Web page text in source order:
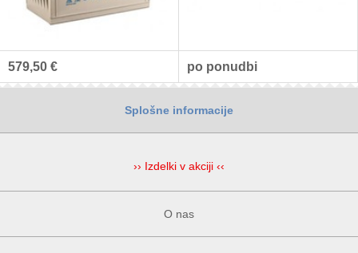
579,50 € po ponudbi
Splošne informacije
›› Izdelki v akciji ‹‹
O nas